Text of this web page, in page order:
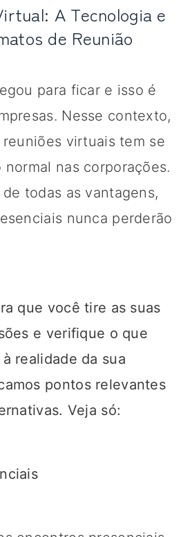
A Tecnologia e
de Reunião
para ficar e isso é
Nesse contexto,
virtuais tem se
nas corporações.
todas as vantagens,
nunca perderão
que você tire as suas
e verifique o que
realidade da sua
pontos relevantes
Veja só: